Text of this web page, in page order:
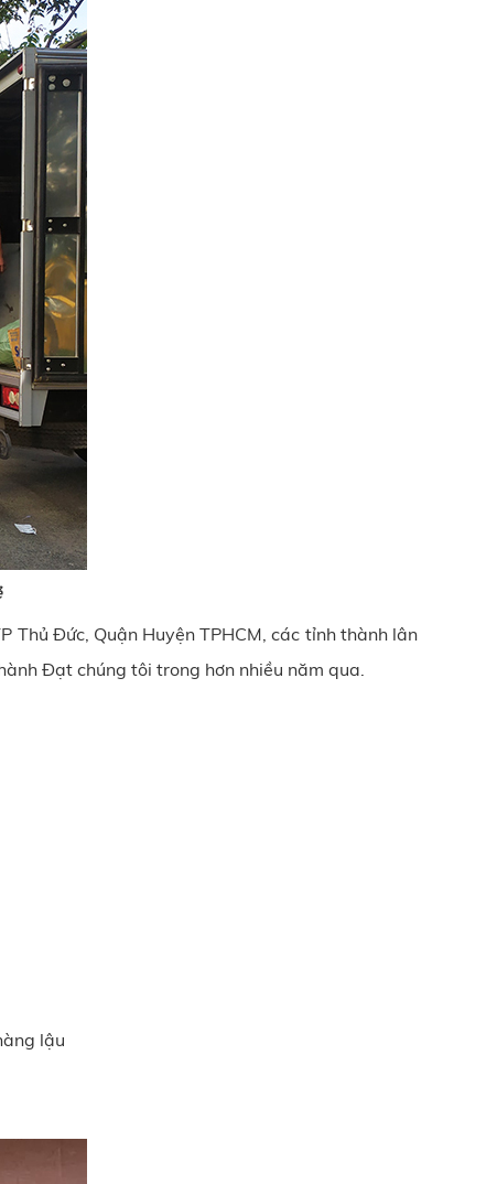
Đức, Quận Huyện TPHCM, các tỉnh thành lân
Đạt chúng tôi trong hơn nhiều năm qua.
lậu